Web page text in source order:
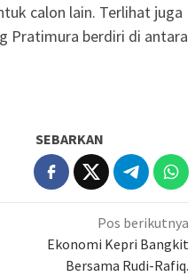
calon lain. Terlihat juga
Pratimura berdiri di antara
SEBARKAN
Pos berikutnya
Ekonomi Kepri Bangkit
Bersama Rudi-Rafiq.